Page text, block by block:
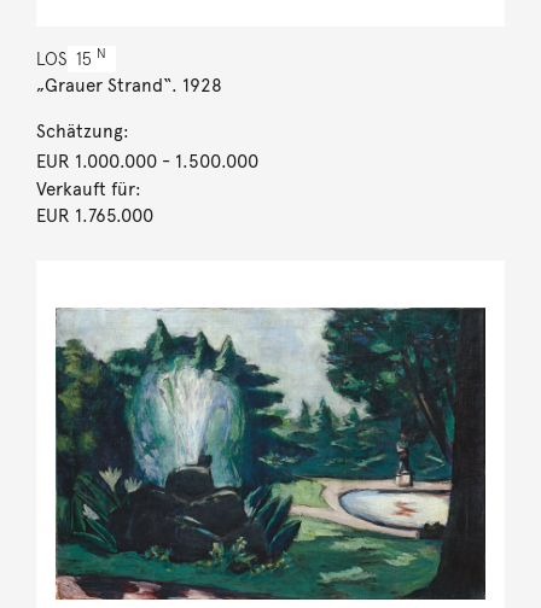
LOS 15 N
„Grauer Strand“. 1928
Schätzung:
EUR 1.000.000- 1.500.000
Verkauft für:
EUR 1.765.000